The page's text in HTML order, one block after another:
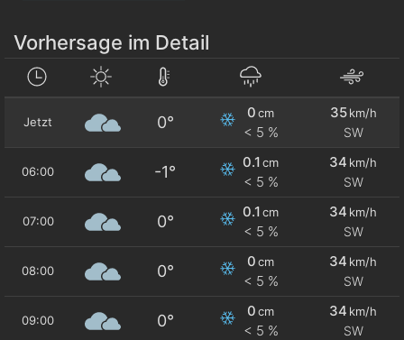
Vorhersage im Detail
Jetzt 0°
0cm
< 5 %
35 km/h
SW
06:00 -1°
0.1cm
< 5 %
34 km/h
SW
07:00 0°
0.1cm
< 5 %
34 km/h
SW
08:00 0°
0cm
< 5 %
34 km/h
SW
09:00 0°
0cm
< 5 %
34 km/h
SW